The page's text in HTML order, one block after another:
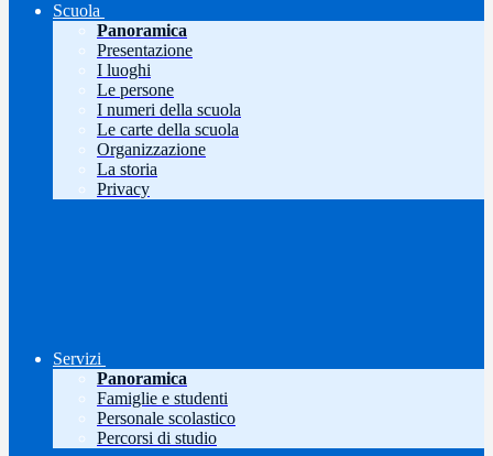
Scuola
Panoramica
Presentazione
I luoghi
Le persone
I numeri della scuola
Le carte della scuola
Organizzazione
La storia
Privacy
Servizi
Panoramica
Famiglie e studenti
Personale scolastico
Percorsi di studio